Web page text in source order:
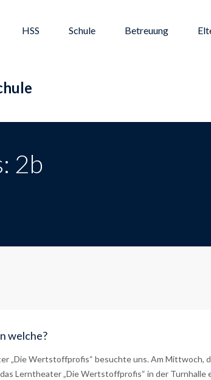
HSS Schule Betreuung
2b
welche?
„Die Wertstoffprofis“ besuchte uns. Am Mittwoch,
Lerntheater „Die Wertstoffprofis“ in der Turnhalle